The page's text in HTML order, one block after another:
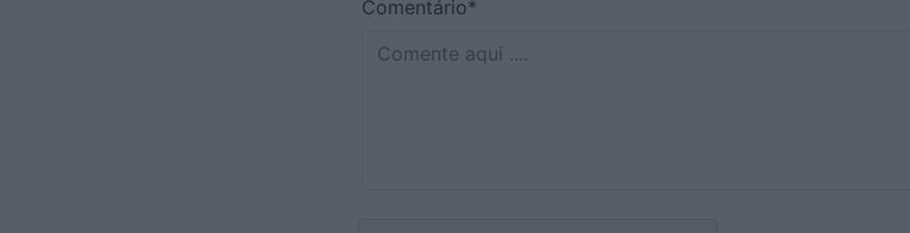
Comentário*